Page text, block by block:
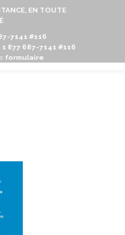
EN TOUTE
7141 #116
1 877 687-7141 #116
formulaire